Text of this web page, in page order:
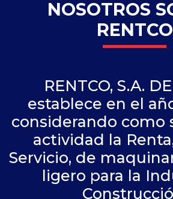
NOSOTROS
RENTCO
RENTCO, S.A.
establece en el
considerando como
actividad la
Servicio, de
ligero para la